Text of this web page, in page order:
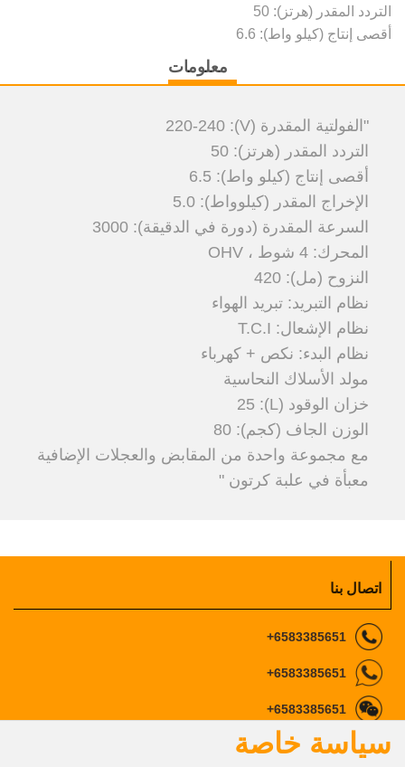
التردد المقدر (هرتز): 50
أقصى إنتاج (كيلو واط): 6.6
معلومات
"الفولتية المقدرة (V): 220-240
التردد المقدر (هرتز): 50
أقصى إنتاج (كيلو واط): 6.5
الإخراج المقدر (كيلوواط): 5.0
السرعة المقدرة (دورة في الدقيقة): 3000
المحرك: 4 شوط ، OHV
النزوح (مل): 420
نظام التبريد: تبريد الهواء
نظام الإشعال: T.C.I
نظام البدء: نكص + كهرباء
مولد الأسلاك النحاسية
خزان الوقود (L): 25
الوزن الجاف (كجم): 80
مع مجموعة واحدة من المقابض والعجلات الإضافية
معبأة في علبة كرتون "
اتصال بنا
6583385651+
6583385651+
6583385651+
ingcomarketing@gmail.com
سياسة خاصة